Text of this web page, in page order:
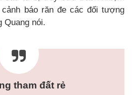
báo răn đe các đối tượng
Quang nói.
tham đất rẻ